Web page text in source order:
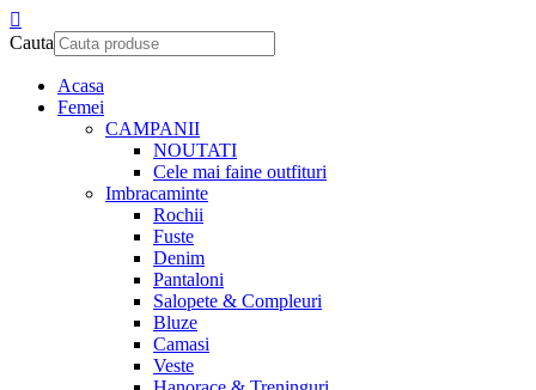
Cauta
Acasa
Femei
CAMPANII
NOUTATI
Cele mai faine outfituri
Imbracaminte
Rochii
Fuste
Denim
Pantaloni
Salopete & Compleuri
Bluze
Camasi
Veste